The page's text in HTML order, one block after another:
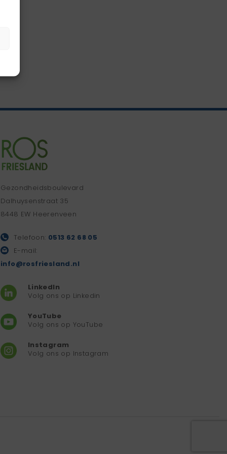
Gezondheidsboulevard
Dalhuysenstraat 35
8448 EW Heerenveen
Telefoon: 0513 62 68 05
E-mail:
info@rosfriesland.nl
LinkedIn
Volg ons op Linkedin
YouTube
Volg ons op YouTube
Instagram
Volg ons op Instagram